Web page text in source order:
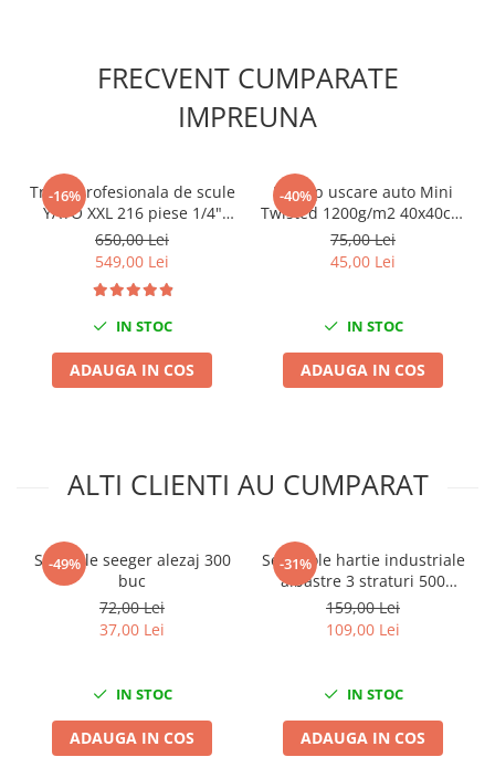
Citroen
Dacia
Land Rover
Peugeot
Renault
Suzuki
Universale
FRECVENT CUMPARATE
IMPREUNA
-16%
Trusa profesionala de scule
YATO XXL 216 piese 1/4"
3/8" 1/2"
650,00 Lei
549,00 Lei
IN STOC
ADAUGA IN COS
-40%
Prosop uscare auto Mini
Twisted 1200g/m2 40x40cm
King Dryer
75,00 Lei
45,00 Lei
IN STOC
ADAUGA IN COS
ALTI CLIENTI AU CUMPARAT
-49%
Set inele seeger alezaj 300
buc
72,00 Lei
37,00 Lei
IN STOC
ADAUGA IN COS
-31%
Set 2 role hartie industriale
albastre 3 straturi 500
portii,170M/rola 34x22cm
Mega Blue
159,00 Lei
109,00 Lei
IN STOC
ADAUGA IN COS